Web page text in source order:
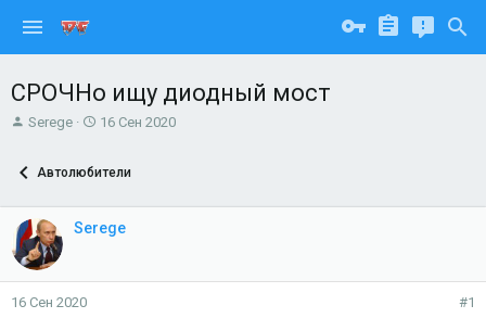
СРОЧНо ищу диодный мост
А
о
т
е
м
ы
Serege
Д
а
ч
л
16 Сен 2020
Автолюбители
Serege
16 Сен 2020 #1